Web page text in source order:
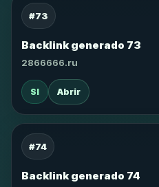
#73
Backlink generado 73
2866666.ru
SI Abrir
#74
Backlink generado 74